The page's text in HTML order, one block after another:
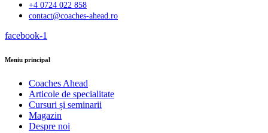
+4 0724 022 858
contact@coaches-ahead.ro
facebook-1
Meniu principal
Coaches Ahead
Articole de specialitate
Cursuri și seminarii
Magazin
Despre noi